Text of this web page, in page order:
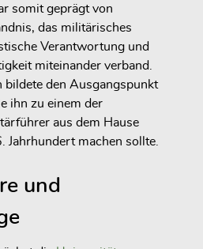
somit geprägt von
, das militärisches
Verantwortung und
miteinander verband.
bildete den Ausgangspunkt
ihn zu einem der
aus dem Hause
Jahrhundert machen sollte.
und